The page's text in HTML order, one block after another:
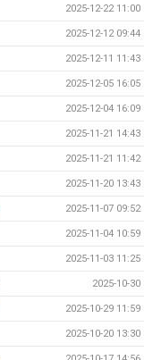
2025-12-22 11:00
2025-12-12 09:44
2025-12-11 11:43
2025-12-05 16:05
2025-12-04 16:09
2025-11-21 14:43
2025-11-21 11:42
2025-11-20 13:43
2025-11-07 09:52
2025-11-04 10:59
2025-11-03 11:25
2025-10-30
2025-10-29 11:59
2025-10-20 13:30